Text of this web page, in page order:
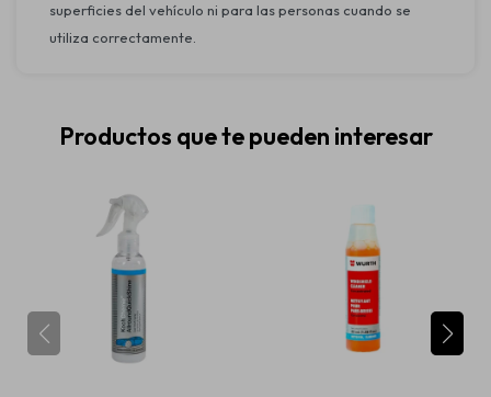
superficies del vehículo ni para las personas cuando se
utiliza correctamente.
Productos que te pueden interesar